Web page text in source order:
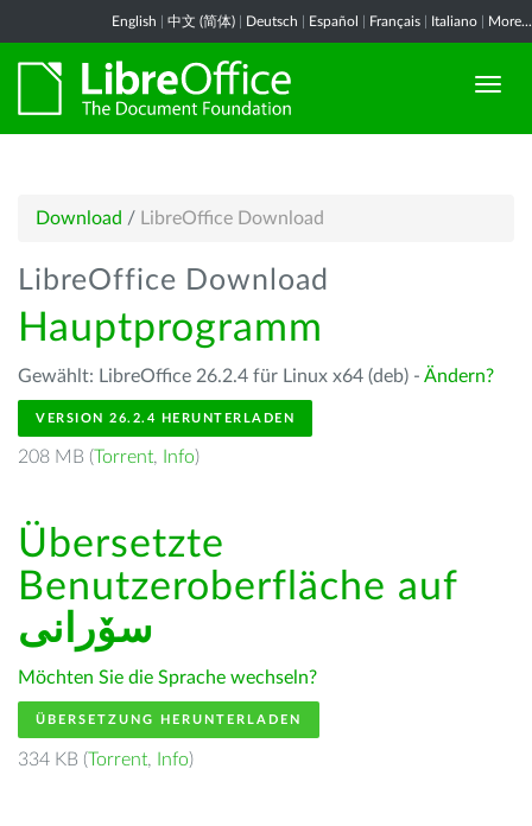
English 中文 (简体) Deutsch Español Français Italiano More...
Download / LibreOffice Download
LibreOffice Download
Hauptprogramm
Gewählt: LibreOffice 26.2.4 für Linux x64 (deb) - Ändern?
VERSION 26.2.4 HERUNTERLADEN
208 MB (Torrent, Info)
Übersetzte
Benutzeroberfläche auf
سۆرانی
Möchten Sie die Sprache wechseln?
ÜBERSETZUNG HERUNTERLADEN
334 KB (Torrent, Info)